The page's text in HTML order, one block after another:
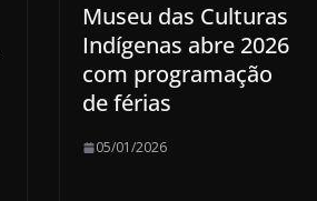
Museu das Culturas
Indígenas abre 2026
com programação
de férias
05/01/2026